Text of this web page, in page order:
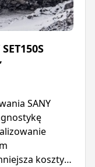
SANY
koszty